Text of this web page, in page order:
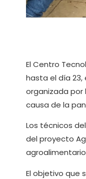
El Centro
hasta el día 23,
organizada por
causa de la
Los técnicos
del proyecto
El objetivo que